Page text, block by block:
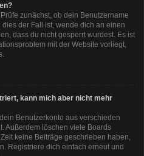
zunächst, ob dein Benutzername
der Fall ist, wende dich an einen
dass du nicht gesperrt wurdest. Es ist
mit der Website vorliegt,
kann mich aber nicht mehr
Benutzerkonto aus verschieden
Außerdem löschen viele Boards
keine Beiträge geschrieben haben,
Registriere dich einfach erneut und